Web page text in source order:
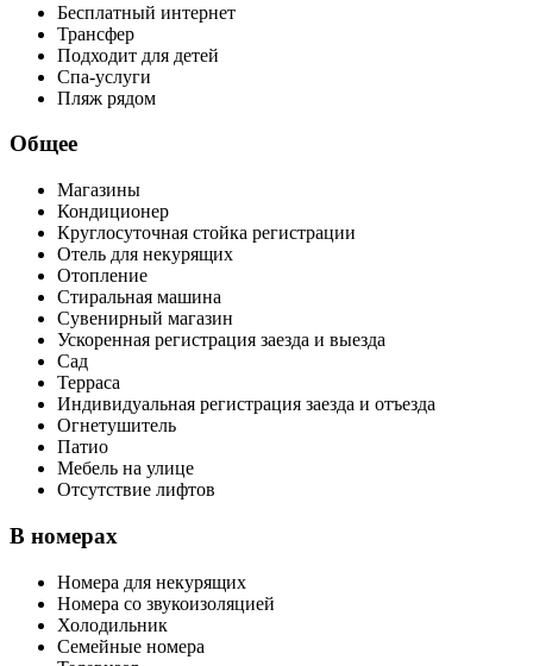
Бесплатный интернет
Трансфер
Подходит для детей
Спа-услуги
Пляж рядом
Общее
Магазины
Кондиционер
Круглосуточная стойка регистрации
Отель для некурящих
Отопление
Стиральная машина
Сувенирный магазин
Ускоренная регистрация заезда и выезда
Сад
Терраса
Индивидуальная регистрация заезда и отъезда
Огнетушитель
Патио
Мебель на улице
Отсутствие лифтов
В номерах
Номера для некурящих
Номера со звукоизоляцией
Холодильник
Семейные номера